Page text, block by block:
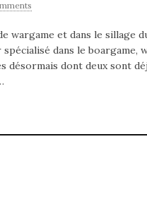
wargame et dans le sillage
dans le boargame,
dont deux sont